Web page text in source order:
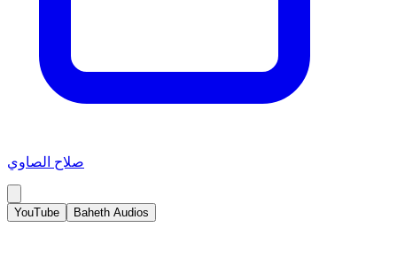
صلاح الصاوي
YouTube Baheth Audios